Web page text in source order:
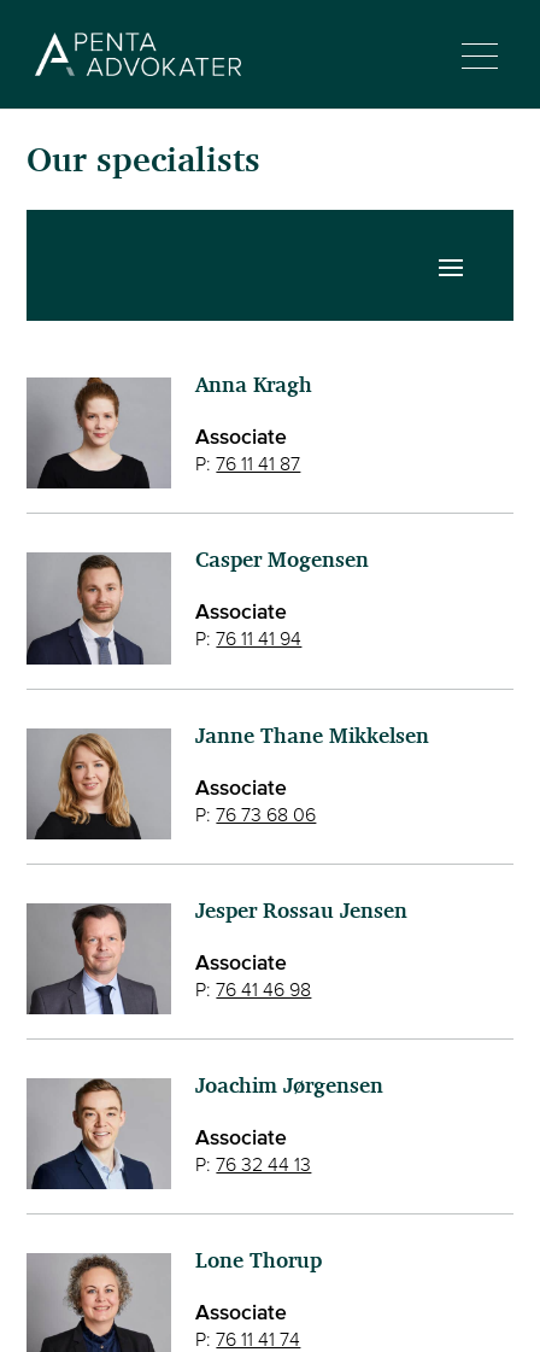
Our specialists
Anna Kragh
Associate
P:76 11 41 87
Casper Mogensen
Associate
P:76 11 41 94
Janne Thane Mikkelsen
Associate
P:76 73 68 06
Jesper Rossau Jensen
Associate
P:76 41 46 98
Joachim Jørgensen
Associate
P:76 32 44 13
Lone Thorup
Associate
P:76 11 41 74